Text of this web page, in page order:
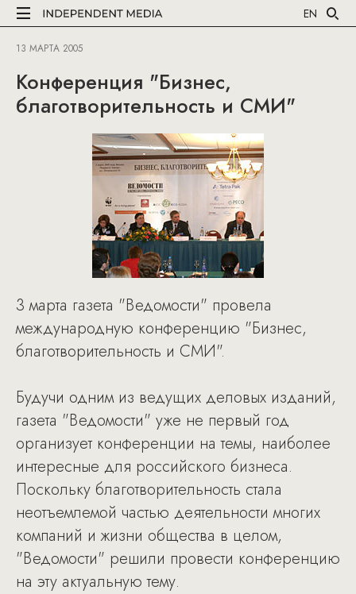
EN
13 МАРТА 2005
Конференция "Бизнес,
благотворительность и СМИ"
3 марта газета "Ведомости" провела
международную конференцию "Бизнес,
благотворительность и СМИ".
Будучи одним из ведущих деловых изданий,
газета "Ведомости" уже не первый год
организует конференции на темы, наиболее
интересные для российского бизнеса.
Поскольку благотворительность стала
неотъемлемой частью деятельности многих
компаний и жизни общества в целом,
"Ведомости" решили провести конференцию
на эту актуальную тему.